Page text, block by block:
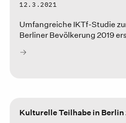
12.3.2021
Umfangreiche IKTf-Studie
Berliner Bevölkerung 2019
Kulturelle Teilhabe in Berlin